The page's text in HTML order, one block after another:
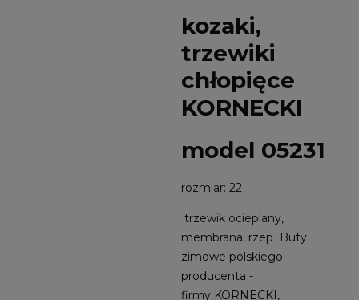
kozaki,
trzewiki
chłopięce
KORNECKI
model 05231
rozmiar: 22
trzewik ocieplany,
membrana, rzep Buty
zimowe polskiego
producenta -
firmy KORNECKI,